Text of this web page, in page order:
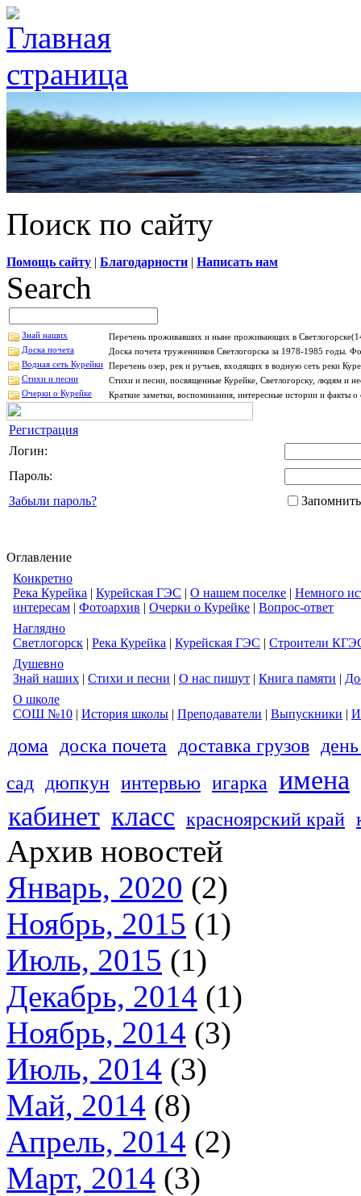
Поиск по сайту
Помощь сайту | Благодарности | Написать нам
Search
Знай наших
Перечень проживавших и ныне проживающих в
Доска почета
Доска почета труженников Светлогорска за 1978-1985 годы.
Водная сеть Курейки Перечень озер, рек и ручьев, входящих в водную сеть реки
Стихи и песни
Стихи и песни, посвященные Курейке, Светлогорску, людям и
Очерки о Курейке
Краткие заметки, воспоминания, интересные истории и факты
Регистрация
Логин:
Пароль:
Забыли пароль?
Оглавление
Конкретно
Река Курейка | Курейская ГЭС | О нашем поселке | Немного
интересам | Фотоархив | Очерки о Курейке | Вопрос-ответ
Наглядно
Светлогорск | Река Курейка | Курейская ГЭС | Строители
Душевно
Знай наших | Стихи и песни | О нас пишут | Книга памяти |
О школе
СОШ №10 | История школы | Преподаватели | Выпускники |
дома доска почета доставка грузов
сад дюпкун интервью игарка имена
кабинет класс красноярский край
Архив новостей
Январь, 2020 (2)
Ноябрь, 2015 (1)
Июль, 2015 (1)
Декабрь, 2014 (1)
Ноябрь, 2014 (3)
Июль, 2014 (3)
Май, 2014 (8)
Апрель, 2014 (2)
Март, 2014 (3)